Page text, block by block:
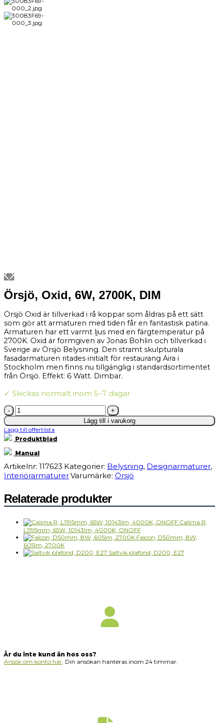
Örsjö, Oxid, 6W, 2700K, DIM
Örsjö Oxid är tillverkad i rå koppar som åldras på ett sätt
som gör att armaturen med tiden får en fantastisk patina.
Armaturen har ett varmt ljus med en färgtemperatur på
2700K. Oxid är formgiven av Jonas Bohlin och tillverkad i
Sverige av Örsjö Belysning. Den stramt skulpturala
fasadarmaturen ritades initialt för restaurang Aira i
Stockholm men finns nu tillgänglig i standardsortimentet
från Örsjö. Effekt: 6 Watt. Dimbar.
✓ Skickas normalt inom 5–7 dagar
Örsjö,
Oxid,
2700K,
DIM
Lägg till i varukorg
Lägg till offertlista
Produktblad
Manual
Artikelnr: 117623 Kategorier: Belysning, Designarmaturer,
InteriörarmaturerVarumärke: Örsjö
Relaterade produkter
Calima R,
L1195mm, 65W, 10143lm, 4000K, ONOFF
Falcon, D50mm, 8W,
605lm, 2700K
Saltvik plafond, D200, E27
Är du inte kund än hos oss?
Ansök om konto här. Din ansökan hanteras inom 24 timmar.